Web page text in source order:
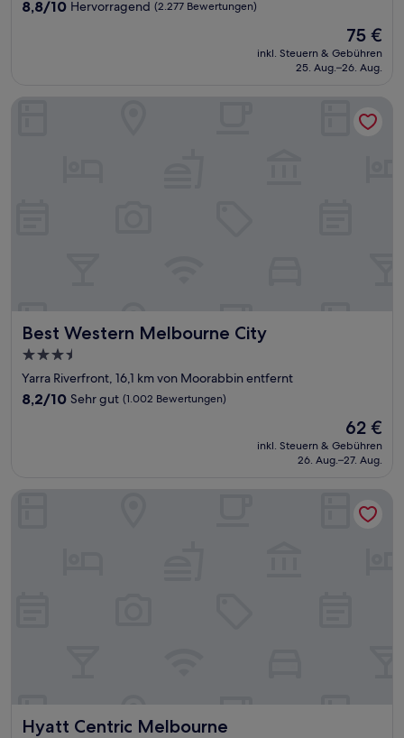
8.8
8,8/10 Hervorragend (2.277 Bewertungen)
Der
Preis
beträgt
75 €
inkl. Steuern & Gebühren
25. Aug.–26. Aug.
Best Western Melbourne City
Best Western Melbourne City
3.5-
Sterne-
Unterkunft
Yarra Riverfront, 16,1 km von Moorabbin entfernt
8.2
Bewertungen)
8,2/10 Sehr gut (1.002 Bewertungen)
Der
Preis
beträgt
62 €
inkl. Steuern & Gebühren
26. Aug.–27. Aug.
Best Western Melbourne City
Hyatt Centric Melbourne
Hyatt Centric Melbourne